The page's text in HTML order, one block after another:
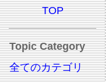
TOP
Topic Category
全てのカテゴリ